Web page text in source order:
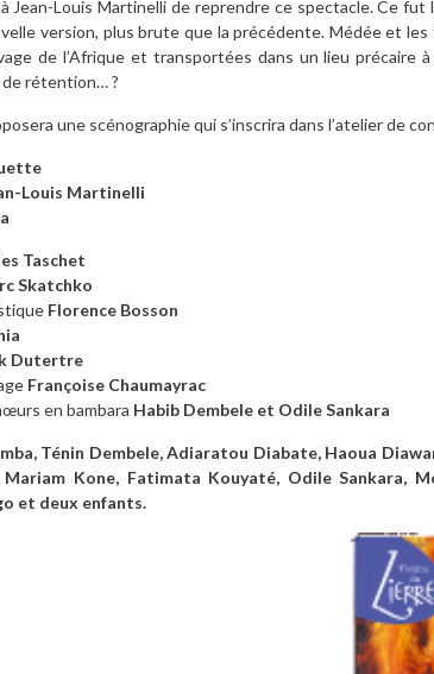
Jean-Louis Martinelli de reprendre ce spectacle. Ce fut
version, plus brute que la précédente. Médée et
de l’Afrique et transportées dans un lieu précaire
rétention… ?
une scénographie qui s’inscrira dans l’atelier de
Louis Martinelli
Taschet
Skatchko
Florence Bosson
Dutertre
Françoise Chaumayrac
en bambara Habib Dembele et Odile Sankara
Ténin Dembele, Adiaratou Diabate, Haoua
Kone, Fatimata Kouyaté, Odile Sankara,
et deux enfants.